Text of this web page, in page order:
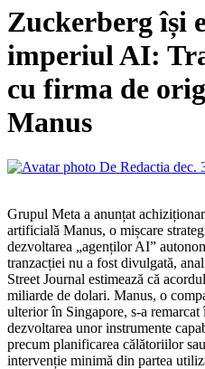
Zuckerberg își
imperiul AI:
cu firma de
Manus
De Redactia dec.
Grupul Meta a anunțat achiziționarea start-up-ului de inteligență
artificială Manus, o mișcare
dezvoltarea „agenților AI”
tranzacției nu a fost divulgată,
Street Journal estimează că
miliarde de dolari. Manus, o
ulterior în Singapore, s-a
dezvoltarea unor instrumente
precum planificarea călătoriilor
intervenție minimă din partea